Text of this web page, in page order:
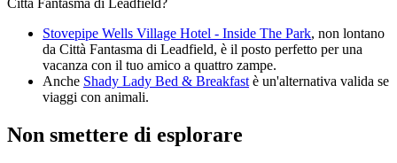
Stovepipe Wells Village Hotel - Inside The Park, non lontano
da Città Fantasma di Leadfield, è il posto perfetto per una
vacanza con il tuo amico a quattro zampe.
Anche Shady Lady Bed & Breakfast è un'alternativa valida se
viaggi con animali.
Non smettere di esplorare